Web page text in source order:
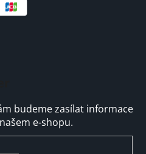
budeme zasílat informace
e-shopu.